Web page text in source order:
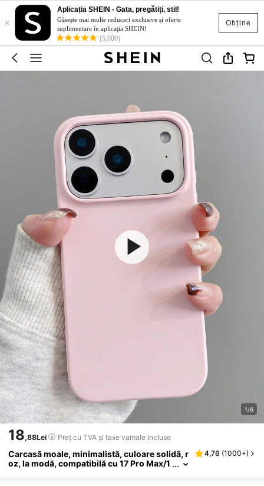
Obține
×
Aplicația SHEIN - Gata, pregătiți, stil!
Găsește mai multe reduceri exclusive și oferte
suplimentare în aplicația SHEIN!
(5,000)
1/6
18,88Lei Preț cu TVA și taxe vamale incluse
Carcasă moale, minimalistă, culoare solidă, r
oz, la modă, compatibilă cu 17 Pro Max/1
4,76 (1000+)